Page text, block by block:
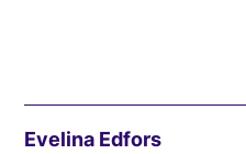
Evelina Edfors